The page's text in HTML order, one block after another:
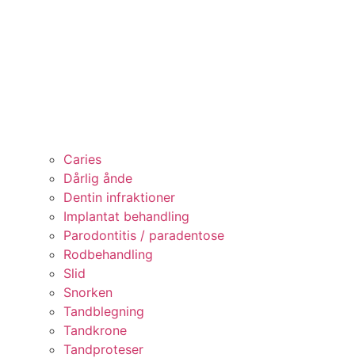
Caries
Dårlig ånde
Dentin infraktioner
Implantat behandling
Parodontitis / paradentose
Rodbehandling
Slid
Snorken
Tandblegning
Tandkrone
Tandproteser